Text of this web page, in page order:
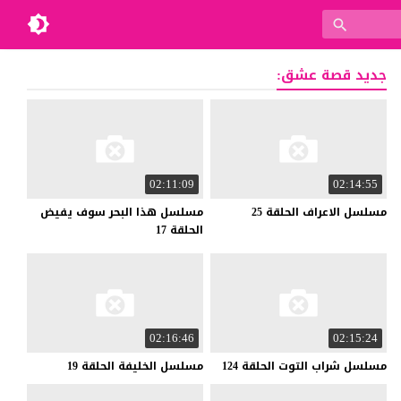
جديد قصة عشق:
02:14:55
مسلسل الاعراف الحلقة 25
02:11:09
مسلسل هذا البحر سوف يفيض
الحلقة 17
02:15:24
مسلسل شراب التوت الحلقة 124
02:16:46
مسلسل الخليفة الحلقة 19